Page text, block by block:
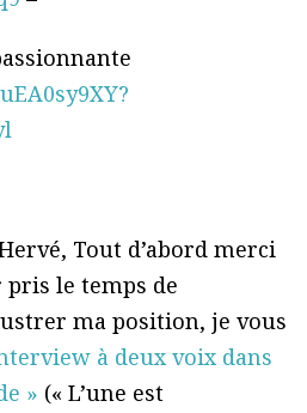
Tout d’abord merci
pris le temps de
ma position, je vous
à deux voix dans
» (« L’une est